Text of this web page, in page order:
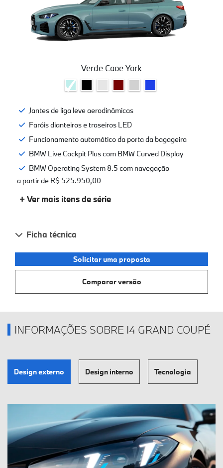
Verde Caoe York
Jantes de liga leve aerodinâmicas
Faróis dianteiros e traseiros LED
Funcionamento automático da porta da bagageira
BMW Live Cockpit Plus com BMW Curved Display
BMW Operating System 8.5 com navegação
a partir de R$ 525.950,00
+ Ver mais itens de série
Ficha técnica
Solicitar uma proposta
Comparar versão
INFORMAÇÕES SOBRE I4 GRAND COUPÉ
Design externo Design interno Tecnologia